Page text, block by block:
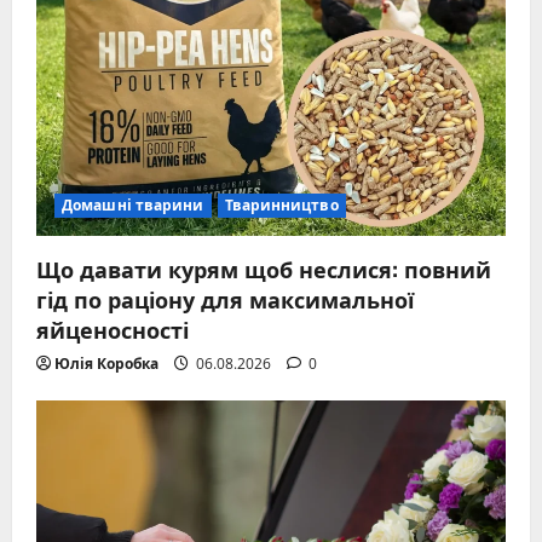
Домашні тварини Тваринництво
Що давати курям щоб неслися: повний
гід по раціону для максимальної
яйценосності
Юлія Коробка 06.08.2026 0